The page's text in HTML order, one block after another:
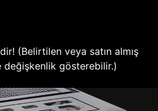
(Belirtilen veya satın almış
gösterebilir.)